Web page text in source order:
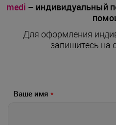
medi – индивидуальный
Для оформления
запишитесь на
Ваше имя *